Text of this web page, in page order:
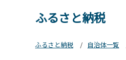
ふるさと納税
ふるさと納税
自治体一覧